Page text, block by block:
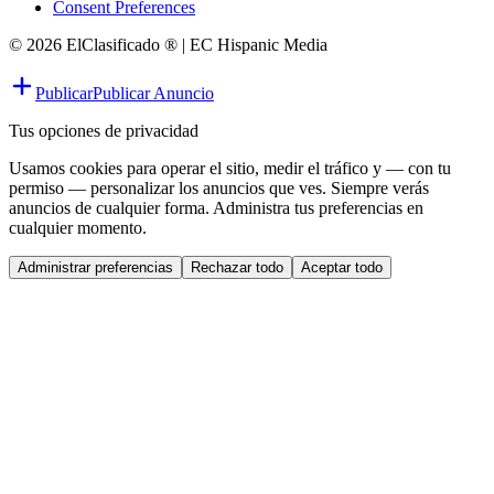
Consent Preferences
© 2026 ElClasificado ® | EC Hispanic Media
PublicarPublicar Anuncio
Tus opciones de privacidad
Usamos cookies para operar el sitio, medir el tráfico y — con tu
permiso — personalizar los anuncios que ves. Siempre verás
anuncios de cualquier forma. Administra tus preferencias en
cualquier momento.
Administrar preferencias Rechazar todo Aceptar todo